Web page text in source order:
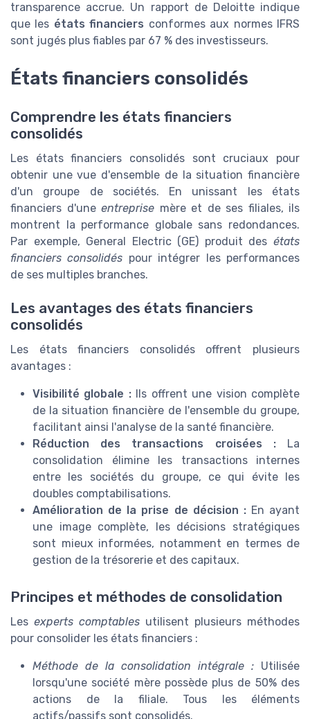
transparence accrue. Un rapport de Deloitte indique
que les états financiers conformes aux normes IFRS
sont jugés plus fiables par 67 % des investisseurs.
États financiers consolidés
Comprendre les états financiers
consolidés
Les états financiers consolidés sont cruciaux pour
obtenir une vue d'ensemble de la situation financière
d'un groupe de sociétés. En unissant les états
financiers d'une entreprise mère et de ses filiales, ils
montrent la performance globale sans redondances.
Par exemple, General Electric (GE) produit des états
financiers consolidés pour intégrer les performances
de ses multiples branches.
Les avantages des états financiers
consolidés
Les états financiers consolidés offrent plusieurs
avantages :
Visibilité globale :Ils offrent une vision complète
de la situation financière de l'ensemble du groupe,
facilitant ainsi l'analyse de la santé financière.
Réduction des transactions croisées :La
consolidation élimine les transactions internes
entre les sociétés du groupe, ce qui évite les
doubles comptabilisations.
Amélioration de la prise de décision :En ayant
une image complète, les décisions stratégiques
sont mieux informées, notamment en termes de
gestion de la trésorerie et des capitaux.
Principes et méthodes de consolidation
Les experts comptables utilisent plusieurs méthodes
pour consolider les états financiers :
Méthode de la consolidation intégrale : Utilisée
lorsqu'une société mère possède plus de 50% des
actions de la filiale. Tous les éléments
actifs/passifs sont consolidés.